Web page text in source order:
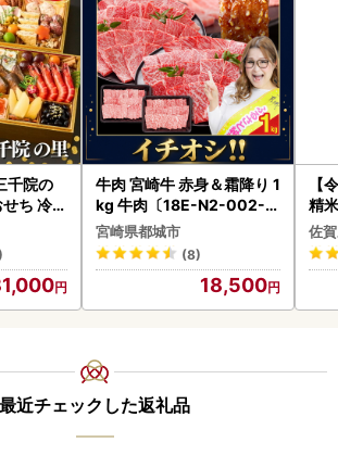
千院の
ち 冷蔵
牛肉 宮崎牛 赤身＆霜降り 1
kg 牛肉〔18E-N2-002-1
kg-S4A6-CF〕
宮崎県都城市
(8)
18,500
【
精
佐
最近チェックした返礼品